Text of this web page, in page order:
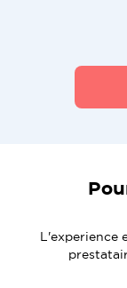
L'experience